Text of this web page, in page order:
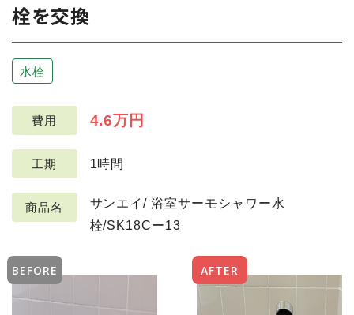
栓を交換
水栓
費用 4.6万円
工期 1時間
商品名
サンエイ/ 浴室サーモシャワー水
栓/SK18Cー13
BEFORE AFTER